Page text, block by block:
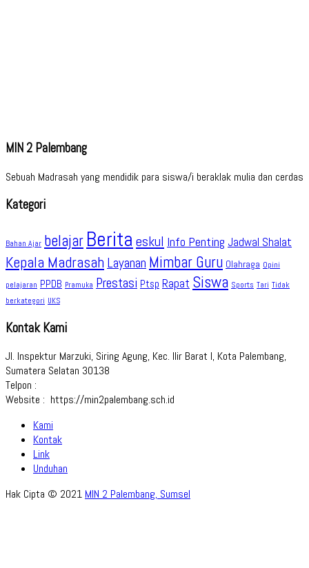
MIN 2 Palembang
Sebuah Madrasah yang mendidik para siswa/i beraklak mulia dan cerdas
Kategori
Bahan Ajar belajar Berita eskul Info Penting Jadwal Shalat
Kepala Madrasah Layanan Mimbar Guru Olahraga Opini
pelajaran PPDB Pramuka Prestasi Ptsp Rapat Siswa Sports Tari Tidak
berkategori UKS
Kontak Kami
Jl. Inspektur Marzuki, Siring Agung, Kec. Ilir Barat I, Kota Palembang,
Sumatera Selatan 30138
Telpon :
Website : https://min2palembang.sch.id
Kami
Kontak
Link
Unduhan
Hak Cipta © 2021 MIN 2 Palembang, Sumsel